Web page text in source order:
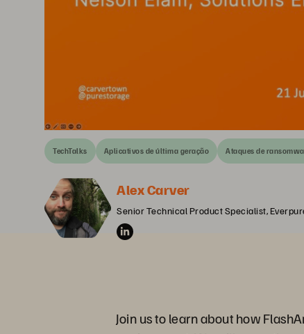
TechTalks Aplicativos de última geração Ataques de
Alex Carver
Senior Technical Product Specialist,
Join us to learn about how